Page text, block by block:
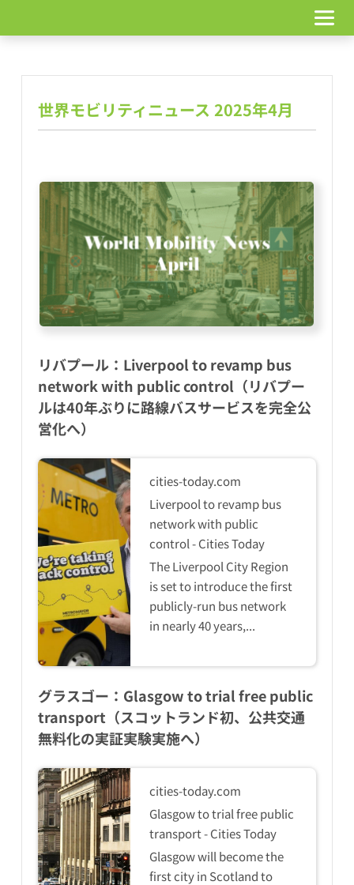
テ
世界モビリティニュース 2025年4月
リバプール：Liverpool to revamp bus
network with public control（リバプー
ルは40年ぶりに路線バスサービスを完全公
営化へ）
cities-today.com
Liverpool to revamp bus
network with public
control - Cities Today
The Liverpool City Region
is set to introduce the first
publicly-run bus network
in nearly 40 years,...
グラスゴー：Glasgow to trial free public
transport（スコットランド初、公共交通
無料化の実証実験実施へ）
cities-today.com
Glasgow to trial free public
transport - Cities Today
Glasgow will become the
first city in Scotland to